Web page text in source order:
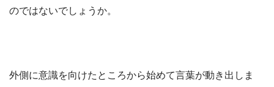
のではないでしょうか。
外側に意識を向けたところから始めて言葉が動き出しま